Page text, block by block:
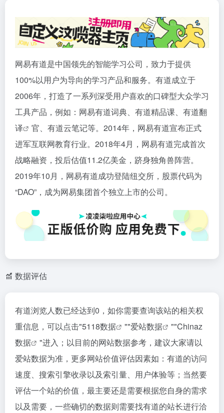
网易有道是中国领先的智能学习公司，致力于提供
100%以用户为导向的学习产品和服务。有道成立于
2006年，打造了一系列深受用户喜欢的口碑型大众学习
工具产品，例如：网易有道词典、有道精品课、有道翻
译
官、有道云笔记等。2014年，网易有道宣布正式
进军互联网教育行业。2018年4月，网易有道完成首次
战略融资，投后估值11.2亿美金，跻身独角兽阵营。
2019年10月，网易有道成功登陆纽交所，股票代码为
“DAO”，成为网易集团首个独立上市的公司。
数据评估
有道浏览人数已经达到0，如你需要查询该站的相关权
重信息，可以点击"5118数据 ""爱站数据 ""Chinaz
数据
"进入；以目前的网站数据参考，建议大家请以
爱站数据为准，更多网站价值评估因素如：有道的访问
速度、搜索引擎收录以及索引量、用户体验等；当然要
评估一个站的价值，最主要还是需要根据您自身的需求
以及需要，一些确切的数据则需要找有道的站长进行洽